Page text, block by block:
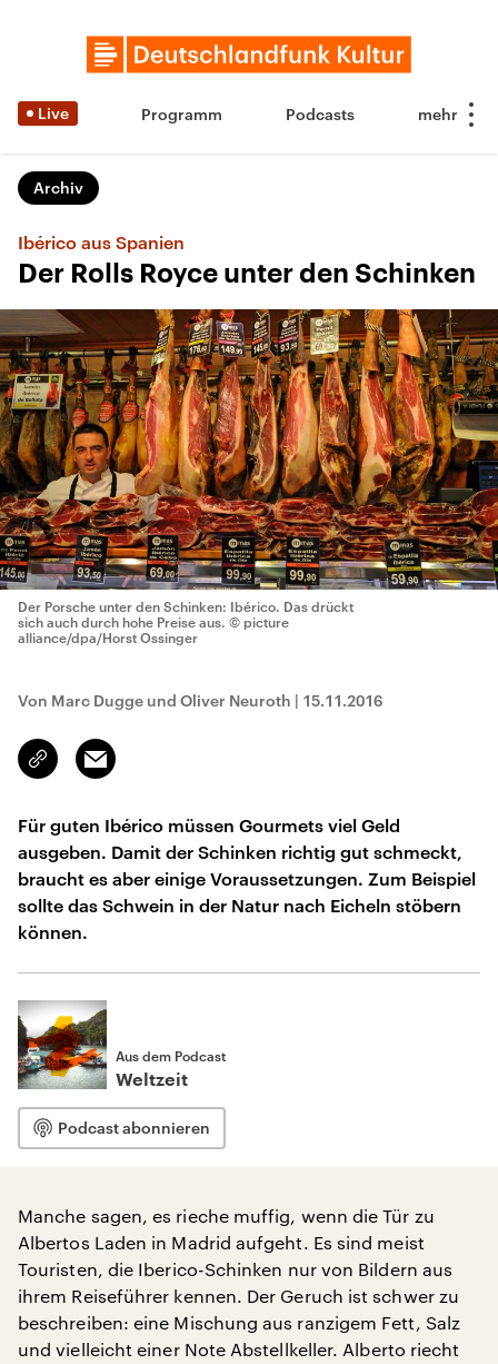
Live Programm Podcasts
Archiv
Ibérico aus Spanien
Der Rolls Royce unter den Schinken
Der Porsche unter den Schinken: Ibérico. Das drückt
sich auch durch hohe Preise aus. © picture
alliance/dpa/Horst Ossinger
Von Marc Dugge und Oliver Neuroth | 15.11.2016
Link
kopieren/teilen
Email
Für guten Ibérico müssen Gourmets viel Geld
ausgeben. Damit der Schinken richtig gut schmeckt,
braucht es aber einige Voraussetzungen. Zum Beispiel
sollte das Schwein in der Natur nach Eicheln stöbern
können.
Aus dem Podcast
Weltzeit
Podcast abonnieren
Manche sagen, es rieche muffig, wenn die Tür zu
Albertos Laden in Madrid aufgeht. Es sind meist
Touristen, die Iberico-Schinken nur von Bildern aus
ihrem Reiseführer kennen. Der Geruch ist schwer zu
beschreiben: eine Mischung aus ranzigem Fett, Salz
und vielleicht einer Note Abstellkeller. Alberto riecht